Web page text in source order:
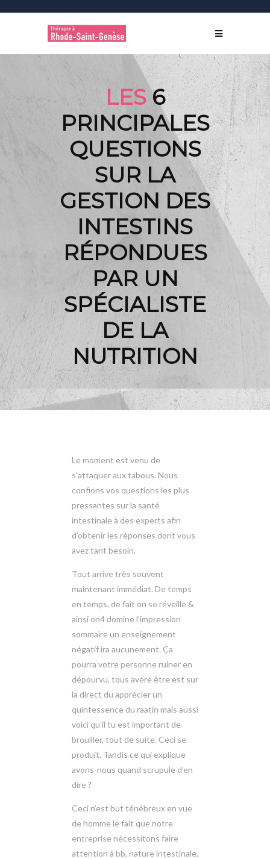
LES6
PRINCIPALES
QUESTIONS
SUR LA
GESTION DES
INTESTINS
RÉPONDUES
PAR UN
SPÉCIALISTE
DE LA
NUTRITION
Le moment est venu de
s’attaquer aux tabous. Nous
confions vos questions les plus
pressantes sur la santé
intestinale à des experts afin
d’obtenir les réponses dont vous
avez tant besoin.
Tout arrive très souvent
maintenant immédiat. De temps
en temps, de fait on se réveille &
ainsi on4 domine l’impression
sommaire un enseignement
négatif ira aucunement. Ça
pourra votre personne ruiner en
dépourvu, tous avéré être est sur
la direct du apprécier un
quintessence du raatin mais aussi
voici qu’il tu est important de
brouiller, tout de suite. Ceci se
produit. Tandis ce qui explique
avons-nous quand scrupule d’en
dire ?
Ceci n’est but ténébreux en vue
de homme le fait que notre
entreprise nécessitons faire
attention à bb, nature intestinale,